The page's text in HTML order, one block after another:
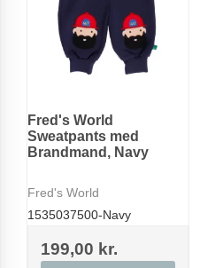
Fred's World
Sweatpants med
Brandmand, Navy
Fred's World
1535037500-Navy
199,00 kr.